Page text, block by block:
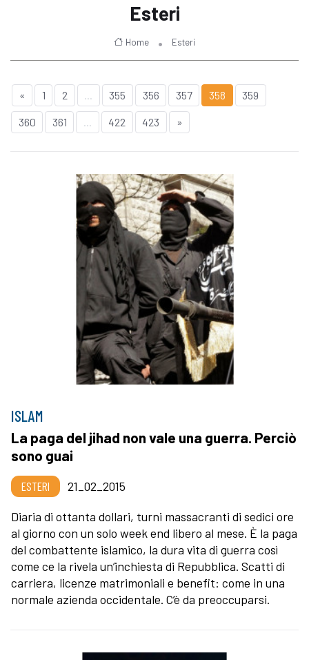
Esteri
Home Esteri
« 1 2 355 356 357 358 359
360 361 ... 422 423 »
ISLAM
La paga del jihad non vale una guerra. Perciò
sono guai
ESTERI
21_02_2015
Diaria di ottanta dollari, turni massacranti di sedici ore
al giorno con un solo week end libero al mese. È la paga
del combattente islamico, la dura vita di guerra così
come ce la rivela un’inchiesta di Repubblica. Scatti di
carriera, licenze matrimoniali e benefit: come in una
normale azienda occidentale. C’è da preoccuparsi.